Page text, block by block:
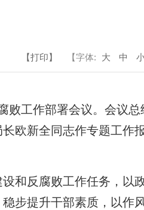
【打印】 【字体: 大 中
败工作部署会议。会议
欧新全同志作专题工作
和反腐败工作任务，以
步提升干部素质，以作